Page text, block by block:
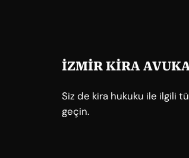
İZMİR KİRA
Siz de kira hukuku ile ilgili
geçin.